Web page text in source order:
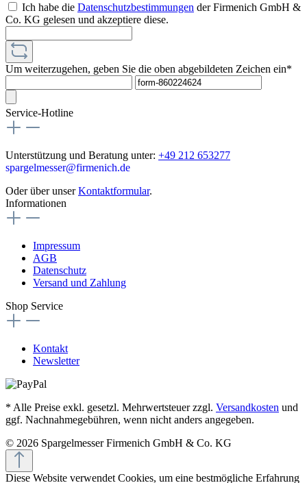
Ich habe die Datenschutzbestimmungen der Firmenich GmbH &
Co. KG gelesen und akzeptiere diese.
Um weiterzugehen, geben Sie die oben abgebildeten Zeichen ein*
Service-Hotline
Unterstützung und Beratung unter: +49 212 653277
spargelmesser@firmenich.de
Oder über unserKontaktformular.
Informationen
Impressum
AGB
Datenschutz
Versand und Zahlung
Shop Service
Kontakt
Newsletter
* Alle Preise exkl. gesetzl. Mehrwertsteuer zzgl. Versandkosten und
ggf. Nachnahmegebühren, wenn nicht anders angegeben.
© 2026 Spargelmesser Firmenich GmbH & Co. KG
Diese Website verwendet Cookies, um eine bestmögliche Erfahrung